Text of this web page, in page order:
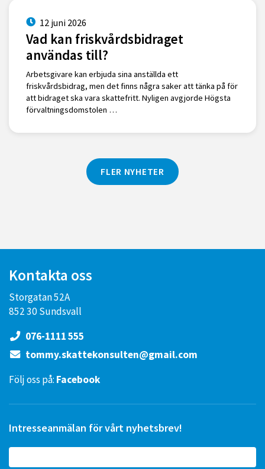
12 juni 2026
Vad kan friskvårdsbidraget
användas till?
Arbetsgivare kan erbjuda sina anställda ett
friskvårdsbidrag, men det finns några saker att tänka på för
att bidraget ska vara skattefritt. Nyligen avgjorde Högsta
förvaltningsdomstolen …
FLER NYHETER
Kontakta oss
Storgatan 52A
852 30 Sundsvall
076-1111 555
tommy.skattekonsulten@gmail.com
Följ oss på: Facebook
Intresseanmälan för vårt nyhetsbrev!